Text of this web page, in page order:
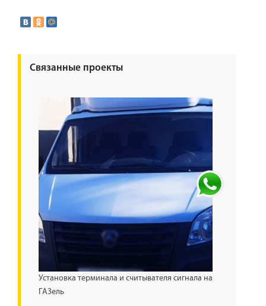
Связанные проекты
Установка терминала и считывателя сигнала на
ГАЗель